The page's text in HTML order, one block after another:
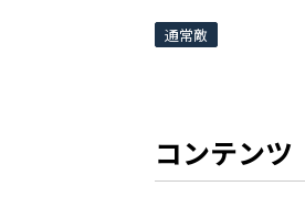
通常敵
コンテンツ